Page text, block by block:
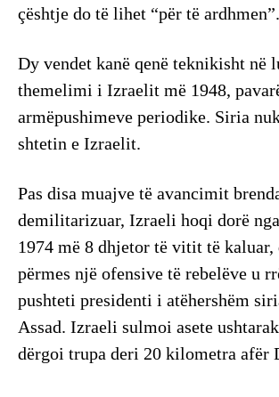
çështje do të lihet “për të ardhmen”.
Dy vendet kanë qenë teknikisht në
themelimi i Izraelit më 1948,
armëpushimeve periodike. Siria
shtetin e Izraelit.
Pas disa muajve të avancimit
demilitarizuar, Izraeli hoqi dorë
1974 më 8 dhjetor të vitit të
përmes një ofensive të rebelëve u
pushteti presidenti i atëhershëm
Assad. Izraeli sulmoi asete
dërgoi trupa deri 20 kilometra afër